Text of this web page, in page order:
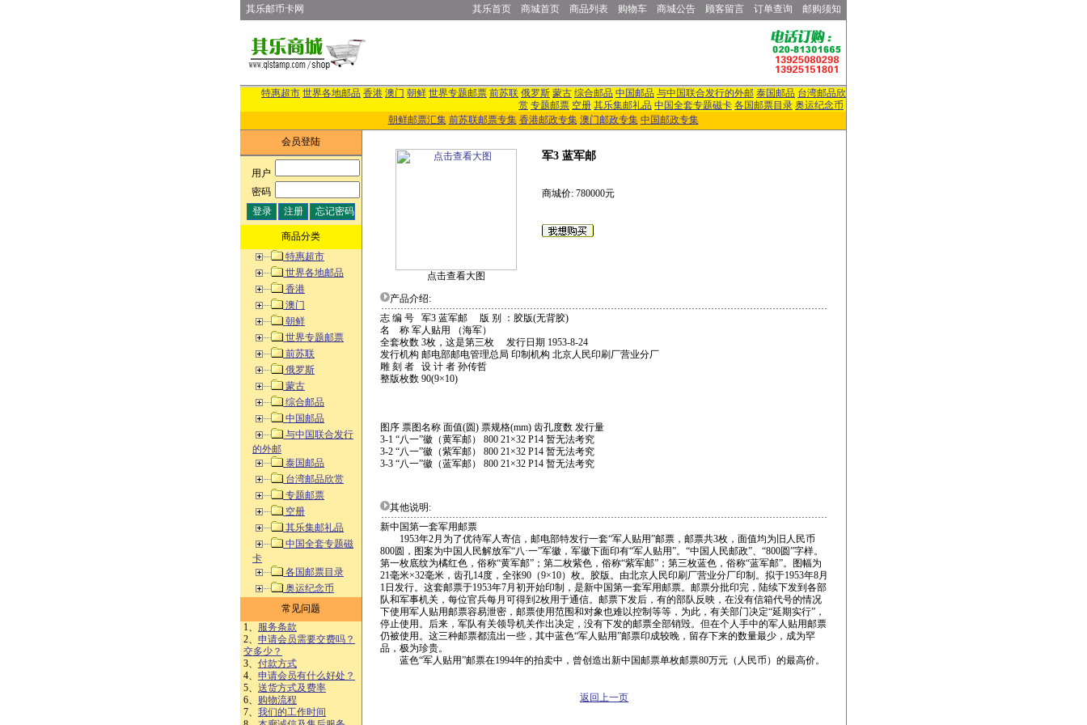
其乐邮币卡网 其乐首页 商城首页 商品列表 购物车 商城公告 顾客留言 订单查询 邮购须知
特惠超市 世界各地邮品 香港 澳门 朝鲜 世界专题邮票 前苏联 俄罗斯 蒙古 综合邮品 中国邮品 与中国联合发行的外邮 泰国邮品 台湾邮品欣
赏 专题邮票 空册 其乐集邮礼品 中国全套专题磁卡 各国邮票目录 奥运纪念币
朝鲜邮票汇集 前苏联邮票专集 香港邮政专集 澳门邮政专集 中国邮政专集
会员登陆
用户:
密码:
商品分类
特惠超市
世界各地邮品
香港
澳门
朝鲜
世界专题邮票
前苏联
俄罗斯
蒙古
综合邮品
中国邮品
与中国联合发行
的外邮
泰国邮品
台湾邮品欣赏
专题邮票
空册
其乐集邮礼品
中国全套专题磁
卡
各国邮票目录
奥运纪念币
常见问题
1、 服务条款
2、 申请会员需要交费吗？
交多少？
3、 付款方式
4、 申请会员有什么好处？
5、 送货方式及费率
6、 购物流程
7、 我们的工作时间
点击查看大图
军3 蓝军邮
商城价: 780000元
产品介绍:
志 编 号 军3 蓝军邮 版 别 ：胶版(无背胶)
名 称 军人贴用 （海军）
全套枚数 3枚，这是第三枚 发行日期 1953-8-24
发行机构 邮电部邮电管理总局 印制机构 北京人民印刷厂营业分厂
雕 刻 者 设 计 者 孙传哲
整版枚数 90(9×10)
图序 票图名称 面值(圆) 票规格(mm) 齿孔度数 发行量
3-1 “八一”徽（黄军邮） 800 21×32 P14 暂无法考究
3-2 “八一”徽（紫军邮） 800 21×32 P14 暂无法考究
3-3 “八一”徽（蓝军邮） 800 21×32 P14 暂无法考究
其他说明:
新中国第一套军用邮票
1953年2月为了优待军人寄信，邮电部特发行一套“军人贴用”邮票，邮票共3枚，面值均为旧人民币
800圆，图案为中国人民解放军“八·一”军徽，军徽下面印有“军人贴用”。“中国人民邮政”、“800圆”字样。
第一枚底纹为橘红色，俗称“黄军邮”；第二枚紫色，俗称“紫军邮”；第三枚蓝色，俗称“蓝军邮”。图幅为
21毫米×32毫米，齿孔14度，全张90（9×10）枚。胶版。由北京人民印刷厂营业分厂印制。拟于1953年8月
1日发行。这套邮票于1953年7月初开始印制，是新中国第一套军用邮票。邮票分批印完，陆续下发到各部
队和军事机关，每位官兵每月可得到2枚用于通信。邮票下发后，有的部队反映，在没有信箱代号的情况
下使用军人贴用邮票容易泄密，邮票使用范围和对象也难以控制等等，为此，有关部门决定“延期实行”，
停止使用。后来，军队有关领导机关作出决定，没有下发的邮票全部销毁。但在个人手中的军人贴用邮票
仍被使用。这三种邮票都流出一些，其中蓝色“军人贴用”邮票印成较晚，留存下来的数量最少，成为罕
品，极为珍贵。
蓝色“军人贴用”邮票在1994年的拍卖中，曾创造出新中国邮票单枚邮票80万元（人民币）的最高价。
返回上一页